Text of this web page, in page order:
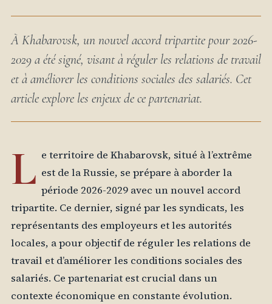
À Khabarovsk, un nouvel accord tripartite pour 2026-
2029 a été signé, visant à réguler les relations de travail
et à améliorer les conditions sociales des salariés. Cet
article explore les enjeux de ce partenariat.
L e territoire de Khabarovsk, situé à l’extrême
est de la Russie, se prépare à aborder la
période 2026-2029 avec un nouvel accord
tripartite. Ce dernier, signé par les syndicats, les
représentants des employeurs et les autorités
locales, a pour objectif de réguler les relations de
travail et d’améliorer les conditions sociales des
salariés. Ce partenariat est crucial dans un
contexte économique en constante évolution.